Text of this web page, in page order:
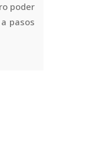
poder
pasos